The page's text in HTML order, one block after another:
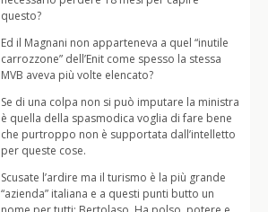
questo?
Ed il Magnani non apparteneva a quel “inutile
carrozzone” dell’Enit come spesso la stessa
MVB aveva più volte elencato?
Se di una colpa non si può imputare la ministra
è quella della spasmodica voglia di fare bene
che purtroppo non è supportata dall’intelletto
per queste cose.
Scusate l’ardire ma il turismo è la più grande
“azienda” italiana e a questi punti butto un